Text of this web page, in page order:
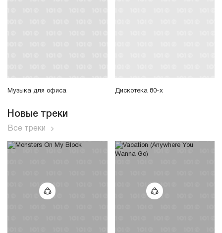
Музыка для офиса Дискотека 80-х
Новые треки
Все треки